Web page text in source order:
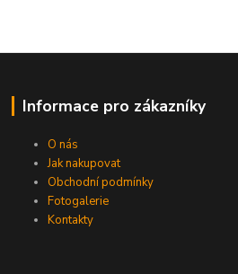
Informace pro zákazníky
O nás
Jak nakupovat
Obchodní podmínky
Fotogalerie
Kontakty